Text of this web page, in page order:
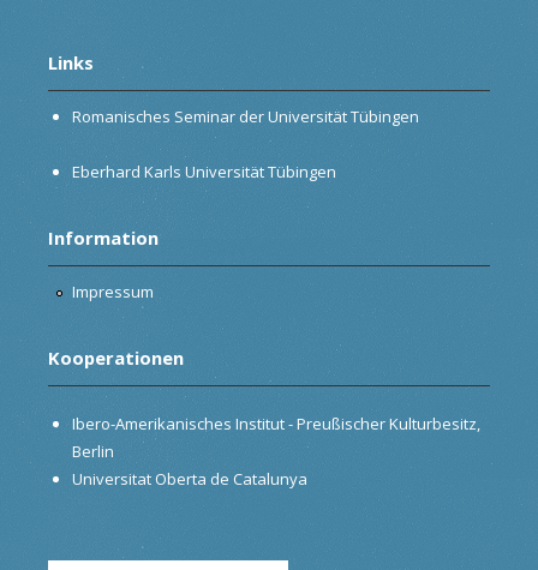
Links
Romanisches Seminar der Universität Tübingen
Eberhard Karls Universität Tübingen
Information
Impressum
Kooperationen
Ibero-Amerikanisches Institut - Preußischer Kulturbesitz,
Berlin
Universitat Oberta de Catalunya